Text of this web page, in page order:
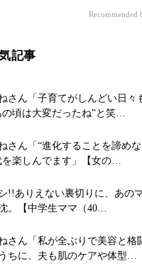
Recommended
記事
さん「子育てがしんどい日々
の頃は大変だったね”と笑…
さん「“進化することを諦め
を楽しんでます」【女の…
!!ありえない裏切りに、あの
。【中学生ママ（40…
さん「私が全ぶりで美容と格
ちに、夫も肌のケアや体型…